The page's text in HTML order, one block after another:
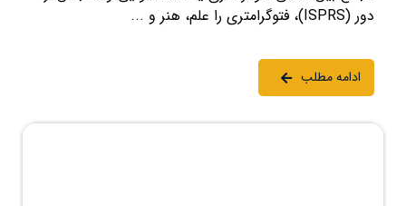
دور (ISPRS)، فتوگرامتری را علم، هنر و ...
ادامه مطلب